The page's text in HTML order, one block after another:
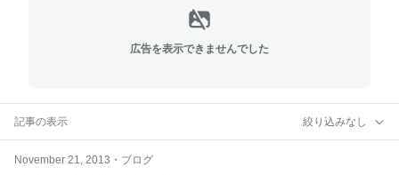
広告を表示できませんでした
記事の表示 絞り込みなし
November 21, 2013 ・ ブログ